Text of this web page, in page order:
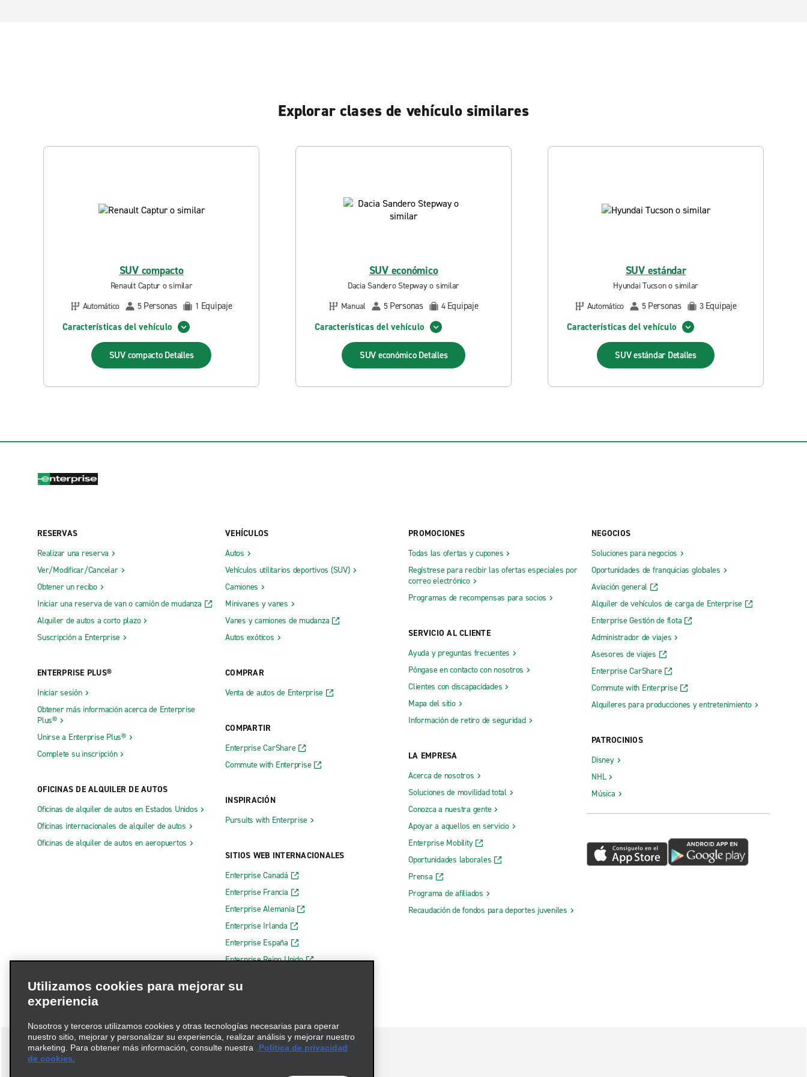
Explorar clases de vehículo similares
SUV compacto
Renault Captur o similar
Automático
5 Personas 1 Equipaje
Características del vehículo
SUV compacto Detalles
SUV económico
Dacia Sandero Stepway o similar
Manual
5 Personas 4 Equipaje
Características del vehículo
SUV económico Detalles
SUV estándar
Hyundai Tucson o similar
Automático
5 Personas 3 Equipaje
Características del vehículo
SUV estándar Detalles
RESERVAS
Realizar una reserva
Ver/Modificar/Cancelar
Obtener un recibo
Iniciar una reserva de van o camión de mudanza
Alquiler de autos a corto plazo
Suscripción a Enterprise
ENTERPRISE PLUS®
Iniciar sesión
Obtener más información acerca de Enterprise
Plus®
Unirse a Enterprise Plus®
Complete su inscripción
OFICINAS DE ALQUILER DE AUTOS
Oficinas de alquiler de autos en Estados Unidos
Oficinas internacionales de alquiler de autos
Oficinas de alquiler de autos en aeropuertos
VEHÍCULOS
Autos
Vehículos utilitarios deportivos (SUV)
Camiones
Minivanes y vanes
Vanes y camiones de mudanza
Autos exóticos
COMPRAR
Venta de autos de Enterprise
COMPARTIR
Enterprise CarShare
Commute with Enterprise
INSPIRACIÓN
Pursuits with Enterprise
SITIOS WEB INTERNACIONALES
Enterprise Canadá
Enterprise Francia
Enterprise Alemania
Enterprise Irlanda
Enterprise España
Enterprise Reino Unido
PROMOCIONES
Todas las ofertas y cupones
Regístrese para recibir las ofertas especiales por
correo electrónico
Programas de recompensas para socios
SERVICIO AL CLIENTE
Ayuda y preguntas frecuentes
Póngase en contacto con nosotros
Clientes con discapacidades
Mapa del sitio
Información de retiro de seguridad
LA EMPRESA
Acerca de nosotros
Soluciones de movilidad total
Conozca a nuestra gente
Apoyar a aquellos en servicio
Enterprise Mobility
Oportunidades laborales
Prensa
Programa de afiliados
Recaudación de fondos para deportes juveniles
NEGOCIOS
Soluciones para negocios
Oportunidades de franquicias globales
Aviación general
Alquiler de vehículos de carga de Enterprise
Enterprise Gestión de flota
Administrador de viajes
Asesores de viajes
Enterprise CarShare
Commute with Enterprise
Alquileres para producciones y entretenimiento
PATROCINIOS
Disney
NHL
Música
Utilizamos cookies para mejorar su
experiencia
Nosotros y terceros utilizamos cookies y otras tecnologías necesarias para operar
nuestro sitio, mejorar y personalizar su experiencia, realizar análisis y mejorar nuestro
marketing. Para obtener más información, consulte nuestra
Política de privacidad
de cookies.